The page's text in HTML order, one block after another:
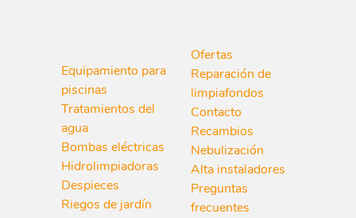
Equipamiento para
piscinas
Tratamientos del
agua
Bombas eléctricas
Hidrolimpiadoras
Despieces
Riegos de jardín
Ofertas
Reparación de
limpiafondos
Contacto
Recambios
Nebulización
Alta instaladores
Preguntas
frecuentes